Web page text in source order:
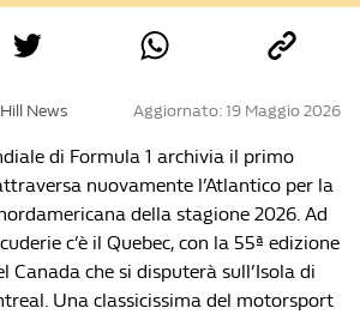
News Aggiornato: 19 Maggio 2026
di Formula 1 archivia il primo
nuovamente l’Atlantico per la
della stagione 2026. Ad
c’è il Quebec, con la 55ª edizione
Canada che si disputerà sull’Isola di
Una classicissima del motorsport